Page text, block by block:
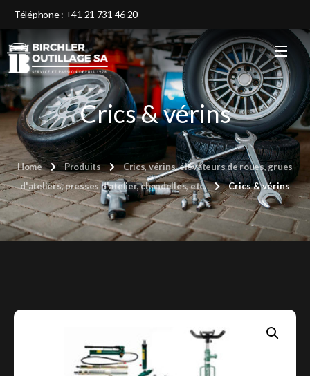
Crics & vérins
Home Produits
Crics, vérins, élévateurs de roues, grues
d'ateliers, presses d'atelier, chandelles, etc.
Crics & vérins
Téléphone : +41 21 731 46 20